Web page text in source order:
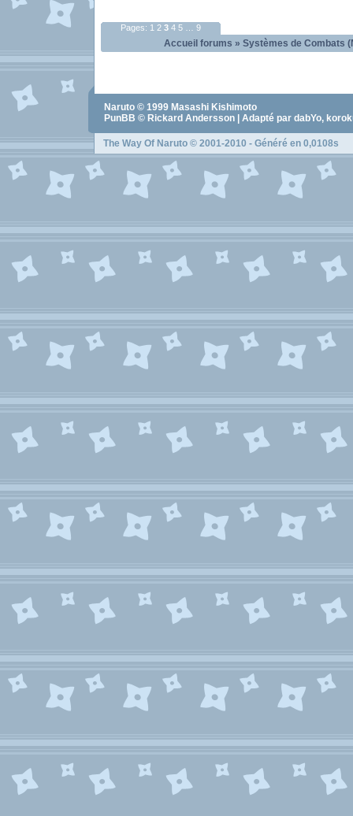
Pages: 1 2 3 4 5 9
Accueil forums » Systèmes de Combats
Naruto © 1999 Masashi Kishimoto
PunBB © Rickard Andersson | Adapté par dabYo,
The Way Of Naruto © 2001-2010 - Généré en 0,0108s